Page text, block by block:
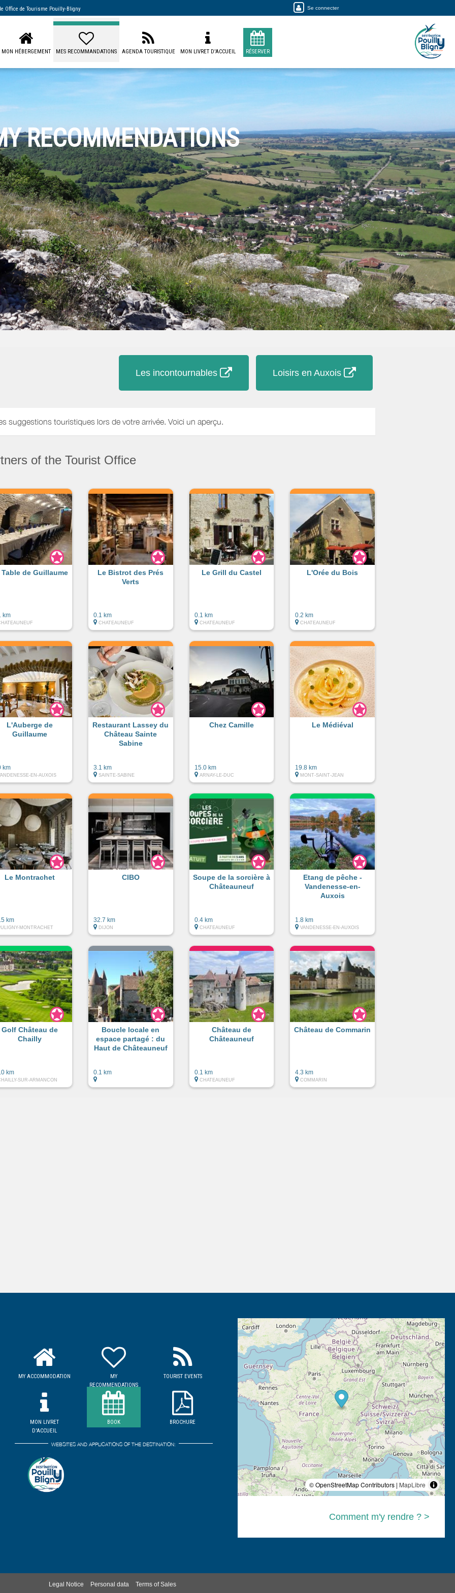
Office de Tourisme Pouilly-Bligny Se connecter
MON HÉBERGEMENT MES RECOMMANDATIONS AGENDA TOURISTIQUE MON LIVRET D'ACCUEIL RÉSERVER
RECOMMENDATIONS
Les incontournables Loisirs en Auxois
suggestions touristiques lors de votre arrivée. Voici un aperçu.
of the Tourist Office
Table de Guillaume
km
Le Bistrot des Prés
Verts
0.1 km
CHATEAUNEUF
Le Grill du Castel
0.1 km
CHATEAUNEUF
L'Orée du Bois
0.2 km
CHATEAUNEUF
L'Auberge de
Guillaume
km
EN-AUXOIS
Restaurant Lassey du
Château Sainte
Sabine
3.1 km
SAINTE-SABINE
Chez Camille
15.0 km
ARNAY-LE-DUC
Le Médiéval
19.8 km
MONT-SAINT-JEAN
Le Montrachet
km
MONTRACHET
CIBO
32.7 km
DIJON
Soupe de la sorcière à
Châteauneuf
0.4 km
CHATEAUNEUF
Etang de pêche -
Vandenesse-en-
Auxois
1.8 km
VANDENESSE-EN-AUXOIS
Golf Château de
Chailly
km
SUR-ARMANCON
Boucle locale en
espace partagé : du
Haut de Châteauneuf
0.1 km
Château de
Châteauneuf
0.1 km
CHATEAUNEUF
Château de Commarin
4.3 km
COMMARIN
MY ACCOMMODATION
MY
RECOMMENDATIONS
TOURIST EVENTS
MON LIVRET
D'ACCUEIL
BOOK BROCHURE
WEBSITES AND APPLICATIONS OF THE DESTINATION:
© OpenStreetMap Contributors | MapLibre
Comment m'y rendre ? >
Legal Notice Personal data Terms of Sales